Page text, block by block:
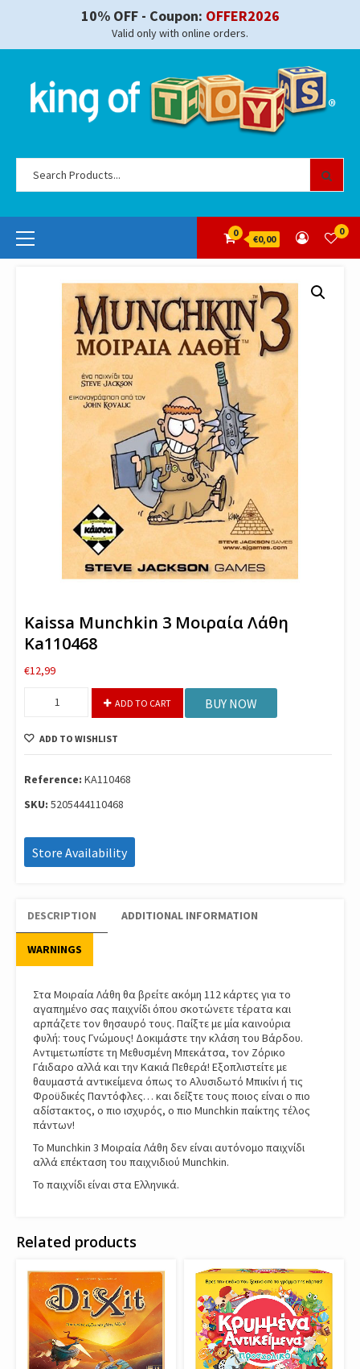
10% OFF - Coupon: OFFER2026
Valid only with online orders.
Primary
Menu
0
€0,00
0
Kaissa Munchkin 3 Μοιραία Λάθη
Ka110468
€12,99
Μοιραία
Ka110468
ADD TO CART BUY NOW
ADD TO WISHLIST
Reference: KA110468
SKU: 5205444110468
Store Availability
DESCRIPTION ADDITIONAL INFORMATION
WARNINGS
Στα Μοιραία Λάθη θα βρείτε ακόμη 112 κάρτες για το
αγαπημένο σας παιχνίδι όπου σκοτώνετε τέρατα και
αρπάζετε τον θησαυρό τους. Παίξτε με μία καινούρια
φυλή: τους Γνώμους! Δοκιμάστε την κλάση του Βάρδου.
Αντιμετωπίστε τη Μεθυσμένη Μπεκάτσα, τον Ζόρικο
Γάιδαρο αλλά και την Κακιά Πεθερά! Εξοπλιστείτε με
θαυμαστά αντικείμενα όπως το Αλυσιδωτό Μπικίνι ή τις
Φροϋδικές Παντόφλες… και δείξτε τους ποιος είναι ο πιο
αδίστακτος, ο πιο ισχυρός, ο πιο Munchkin παίκτης τέλος
πάντων!
Το Munchkin 3 Μοιραία Λάθη δεν είναι αυτόνομο παιχνίδι
αλλά επέκταση του παιχνιδιού Munchkin.
Το παιχνίδι είναι στα Ελληνικά.
Related products